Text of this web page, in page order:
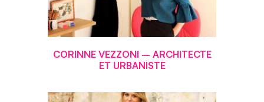
CORINNE VEZZONI – ARCHITECTE
ET URBANISTE